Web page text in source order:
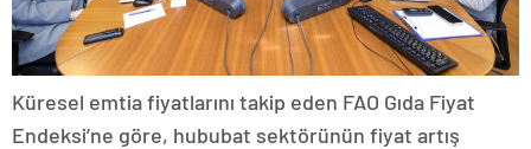
Küresel emtia fiyatlarını takip eden FAO Gıda Fiyat
Endeksi’ne göre, hububat sektörünün fiyat artış